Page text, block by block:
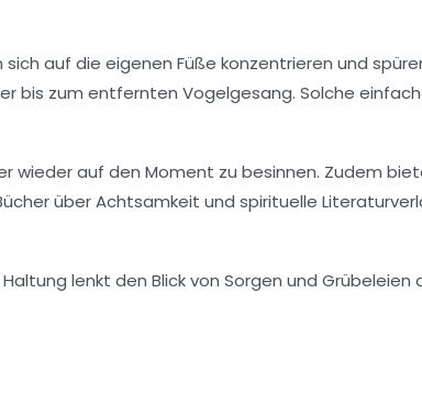
auf die eigenen Füße konzentrieren und
bis zum entfernten Vogelgesang. Solche
wieder auf den Moment zu besinnen. Zudem
über Achtsamkeit und spirituelle
lenkt den Blick von Sorgen und Grübeleien